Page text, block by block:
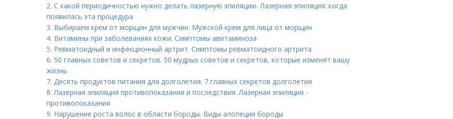
2. С какой периодичностью нужно делать лазерную эпиляцию. Лазерная эпиляция: когда
появилась эта процедура
3. Выбираем крем от морщин для мужчин. Мужской крем для лица от морщин
4. Витамины при заболеваниях кожи. Симптомы авитаминоза
5. Ревматоидный и инфекционный артрит. Симптомы ревматоидного артрита
6. 50 главных советов и секретов. 50 мудрых советов и секретов, которые изменят вашу
жизнь
7. Десять продуктов питания для долголетия. 7 главных секретов долголетия
8.Лазерная эпиляция противопоказания и последствия. Лазерная эпиляция -
противопоказания
9. Нарушение роста волос в области бороды. Виды алопеции бороды